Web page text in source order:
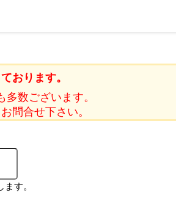
おります。
数ございます。
問合せ下さい。
す。